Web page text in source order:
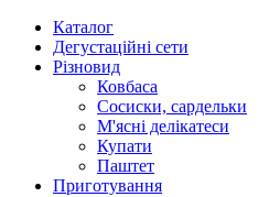
Каталог
Дегустаційні сети
Різновид
Ковбаса
Сосиски, сардельки
М'ясні делікатеси
Купати
Паштет
Приготування